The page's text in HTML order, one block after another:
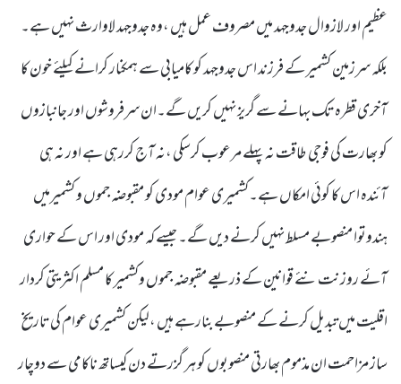
عظیم اور لازوال جدوجہد میں مصروف عمل ہیں ،وہ جدوجہد لاوارث نہیں ہے۔
بلکہ سرزمین کشمیر کے فرزند اس جدوجہد کو کامیابی سے ہمکنار کرانے کیلئے خون کا
آخری قطرہ تک بہانے سے گریز نہیں کریں گے۔ان سرفروشوں اور جانبازوں
کو بھارت کی فوجی طاقت نہ پہلے مرعوب کرسکی ،نہ آج کررہی ہے اور نہ ہی
آئندہ اس کا کوئی امکاں ہے۔کشمیری عوام مودی کو مقبوضہ جموں و کشمیرمیں
ہندوتوا منصوبے مسلط نہیں کرنے دیں گے۔ جیسے کہ مودی اور اس کے حواری
آئے روز نت نئے قوانین کے ذریعے مقبوضہ جموں وکشمیر کا مسلم اکثریتی کردار
اقلیت میں تبدیل کرنے کے منصوبے بنارہے ہیں ،لیکن کشمیری عوام کی تاریخ
ساز مزاحمت ان مذموم بھارتی منصوبوں کو ہر گزرتے دن کیساتھ ناکامی سے دوچار